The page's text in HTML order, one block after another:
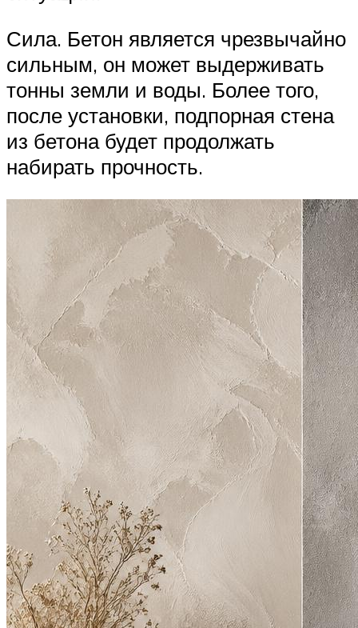
Сила. Бетон является чрезвычайно
сильным, он может выдерживать
тонны земли и воды. Более того,
после установки, подпорная стена
из бетона будет продолжать
набирать прочность.